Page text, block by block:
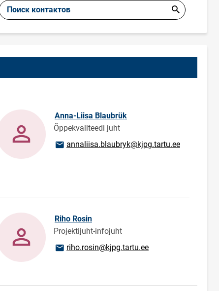
Поиск контактов
Anna-Liisa Blaubrük
Õppekvaliteedi juht
E-mail адрес
annaliisa.blaubryk@kjpg.tartu.ee
Riho Rosin
Projektijuht-infojuht
E-mail адрес
riho.rosin@kjpg.tartu.ee